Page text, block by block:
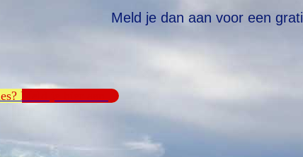
Meld je dan aan voor een
Meld je hier aan.